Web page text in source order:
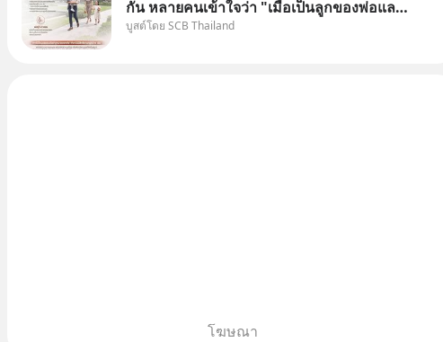
กัน หลายคนเข้าใจว่า "เมื่อเป็นลูกของพ่อและ
แม่ ก็ย่อมเป็นบุตรชอบด้วยกฎหมายของทั้ง
บูสต์โดย SCB Thailand
โฆษณา